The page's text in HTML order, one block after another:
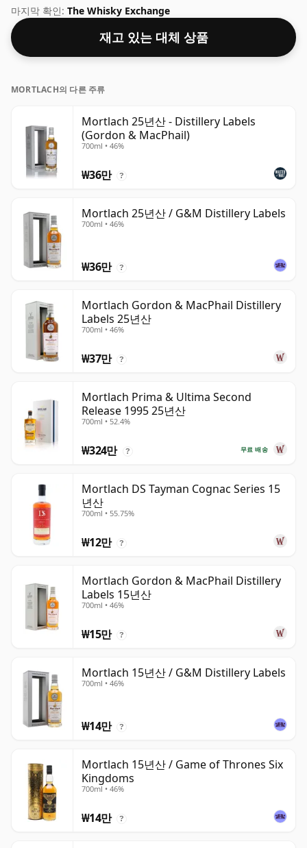
위스키 등급의 가장 낮은 수준입니다. 요즘 많은 소비자들이
생산자에게 43% 또는 46%에 가까운 병을 요구하고 있지만
여전히 품질이 낮은 저강도 위스키도 있습니다.
마지막 확인: The Whisky Exchange
재고 있는 대체 상품
MORTLACH의 다른 주류
Mortlach 25년산 - Distillery Labels
(Gordon & MacPhail)
700ml • 46%
₩36만 ?
Mortlach 25년산 / G&M Distillery Labels
700ml • 46%
₩36만 ?
Mortlach Gordon & MacPhail Distillery
Labels 25년산
700ml • 46%
₩37만 ?
Mortlach Prima & Ultima Second
Release 1995 25년산
700ml • 52.4%
무료 배송
₩324만 ?
Mortlach DS Tayman Cognac Series 15
년산
700ml • 55.75%
₩12만 ?
Mortlach Gordon & MacPhail Distillery
Labels 15년산
700ml • 46%
₩15만 ?
Mortlach 15년산 / G&M Distillery Labels
700ml • 46%
₩14만 ?
Mortlach 15년산 / Game of Thrones Six
Kingdoms
700ml • 46%
₩14만 ?